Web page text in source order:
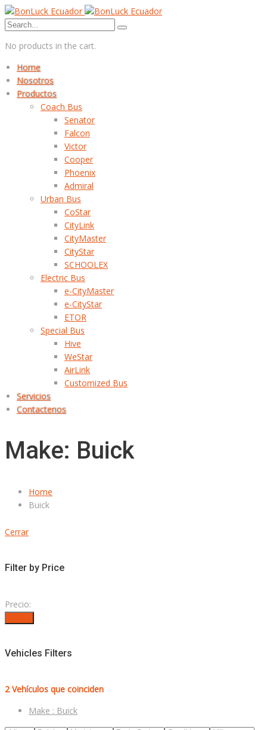
No products in the cart.
Home
Nosotros
Productos
Coach Bus
Senator
Falcon
Victor
Cooper
Phoenix
Admiral
Urban Bus
CoStar
CityLink
CityMaster
CityStar
SCHOOLEX
Electric Bus
e-CityMaster
e-CityStar
ETOR
Special Bus
Hive
WeStar
AirLink
Customized Bus
Servicios
Contactenos
Make: Buick
Home
Buick
Cerrar
Filter by Price
Precio:
Vehicles Filters
2 Vehículos que coinciden
Make : Buick